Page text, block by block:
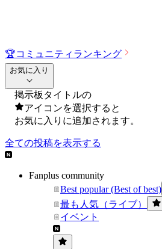
🏆コミュニティランキング
お気に入り
掲示板タイトルの
アイコンを選択すると
お気に入りに追加されます。
全ての投稿を表示する
Fanplus community
Best popular (Best of best)
最も人気（ライブ）
イベント